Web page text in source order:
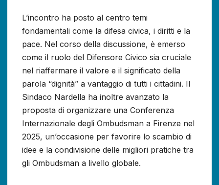
L’incontro ha posto al centro temi
fondamentali come la difesa civica, i diritti e la
pace. Nel corso della discussione, è emerso
come il ruolo del Difensore Civico sia cruciale
nel riaffermare il valore e il significato della
parola “dignità” a vantaggio di tutti i cittadini. Il
Sindaco Nardella ha inoltre avanzato la
proposta di organizzare una Conferenza
Internazionale degli Ombudsman a Firenze nel
2025, un’occasione per favorire lo scambio di
idee e la condivisione delle migliori pratiche tra
gli Ombudsman a livello globale.